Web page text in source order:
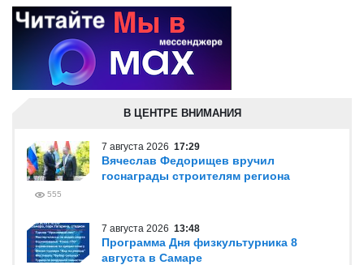
В ЦЕНТРЕ ВНИМАНИЯ
7 августа 2026 17:29
Вячеслав Федорищев вручил
госнаграды строителям региона
555
7 августа 2026 13:48
Программа Дня физкультурника 8
августа в Самаре